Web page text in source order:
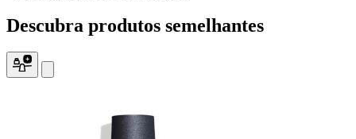
Descubra produtos semelhantes